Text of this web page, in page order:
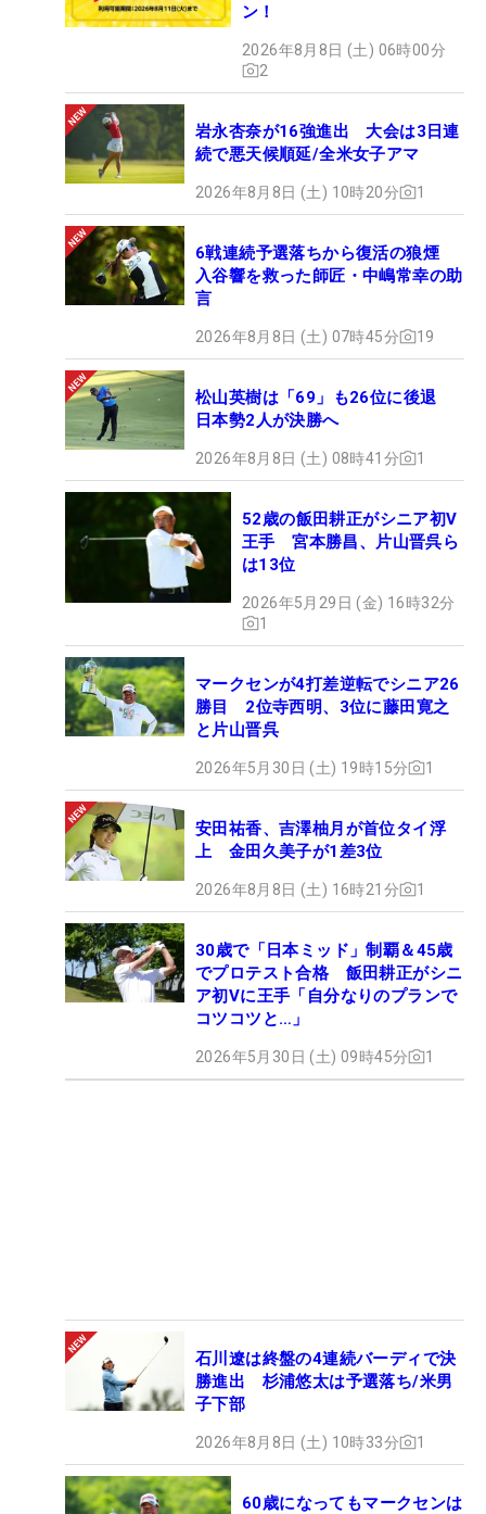
ン！
2026年8月8日 (土) 06時00分
2
岩永杏奈が16強進出 大会は3日連
続で悪天候順延/全米女子アマ
2026年8月8日 (土) 10時20分 1
6戦連続予選落ちから復活の狼煙
入谷響を救った師匠・中嶋常幸の助
言
2026年8月8日 (土) 07時45分 19
松山英樹は「69」も26位に後退
日本勢2人が決勝へ
2026年8月8日 (土) 08時41分 1
52歳の飯田耕正がシニア初V
王手 宮本勝昌、片山晋呉ら
は13位
2026年5月29日 (金) 16時32分
1
マークセンが4打差逆転でシニア26
勝目 2位寺西明、3位に藤田寛之
と片山晋呉
2026年5月30日 (土) 19時15分 1
安田祐香、吉澤柚月が首位タイ浮
上 金田久美子が1差3位
2026年8月8日 (土) 16時21分 1
30歳で「日本ミッド」制覇＆45歳
でプロテスト合格 飯田耕正がシニ
ア初Vに王手「自分なりのプランで
コツコツと…」
2026年5月30日 (土) 09時45分 1
石川遼は終盤の4連続バーディで決
勝進出 杉浦悠太は予選落ち/米男
子下部
2026年8月8日 (土) 10時33分 1
60歳になってもマークセンは